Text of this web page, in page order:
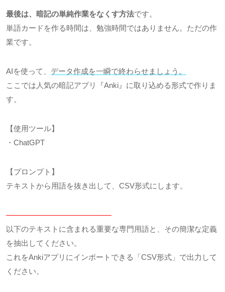
最後は、暗記の単純作業をなくす方法です。
単語カードを作る時間は、勉強時間ではありません。ただの作
業です。
AIを使って、 データ作成を一瞬で終わらせましょう。
ここでは人気の暗記アプリ『Anki』に取り込める形式で作りま
す。
【使用ツール】
・ChatGPT
【プロンプト】
テキストから用語を抜き出して、CSV形式にします。
——————————————
以下のテキストに含まれる重要な専門用語と、その簡潔な定義
を抽出してください。
これをAnkiアプリにインポートできる「CSV形式」で出力して
ください。